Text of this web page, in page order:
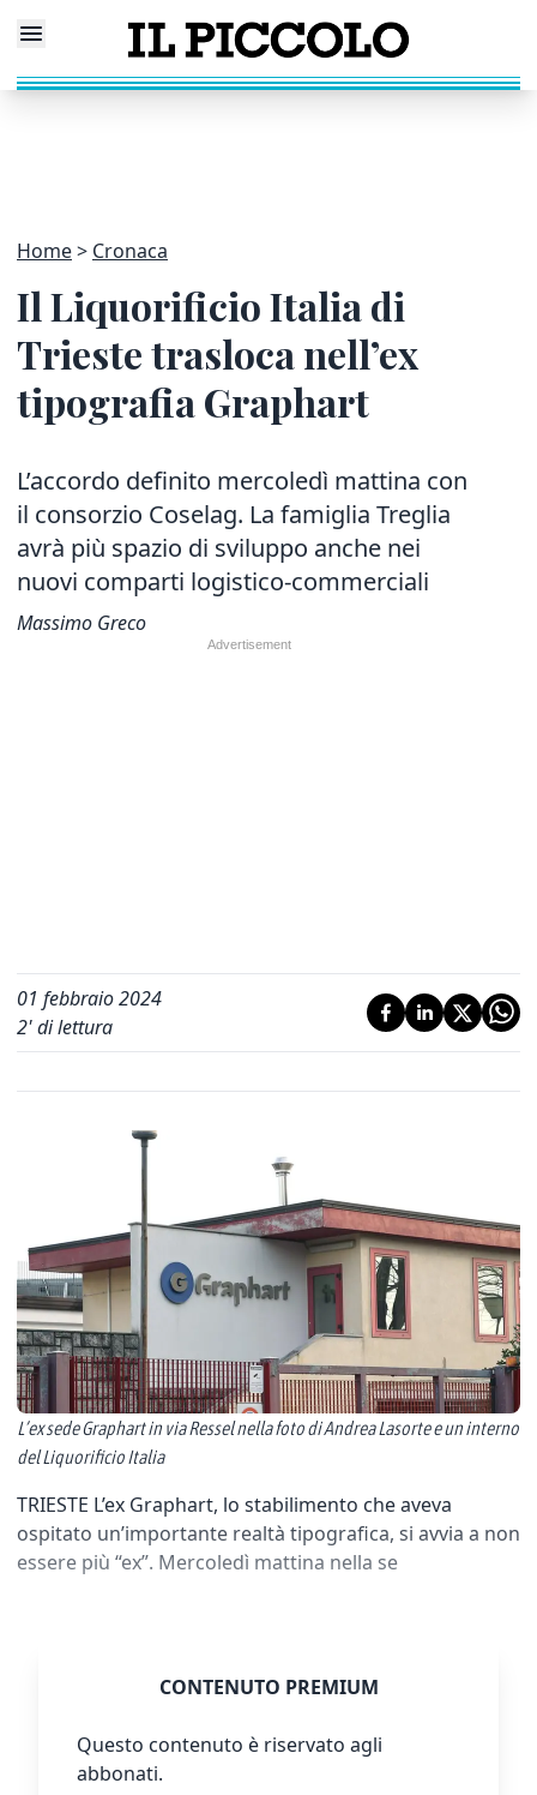
Home Cronaca
Il Liquorificio Italia di
Trieste trasloca nell’ex
tipografia Graphart
L’accordo definito mercoledì mattina con
il consorzio Coselag. La famiglia Treglia
avrà più spazio di sviluppo anche nei
nuovi comparti logistico-commerciali
Massimo Greco
01 febbraio 2024
2' di lettura
L’ex sede Graphart in via Ressel nella foto di Andrea Lasorte e un interno
del Liquorificio Italia
TRIESTE L’ex Graphart, lo stabilimento che aveva
ospitato un’importante realtà tipografica, si avvia a non
essere più “ex”. Mercoledì mattina nella se
CONTENUTO PREMIUM
Questo contenuto è riservato agli
abbonati.